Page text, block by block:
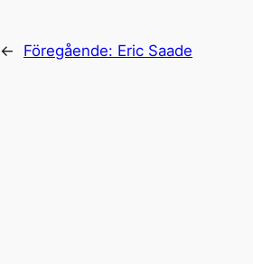
← Föregående: Eric Saade